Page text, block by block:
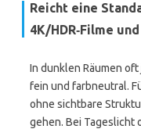
Reicht eine
4K/HDR‑Filme
In dunklen Räumen
fein und farbneutral.
ohne sichtbare
gehen. Bei Tageslicht